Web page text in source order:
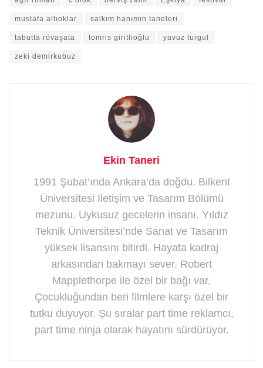
mustafa altıoklar salkım hanımın taneleri
tabutta rövaşata tomris giritlioğlu yavuz turgul
zeki demirkubuz
Ekin Taneri
1991 Şubat’ında Ankara’da doğdu. Bilkent
Üniversitesi İletişim ve Tasarım Bölümü
mezunu. Uykusuz gecelerin insanı. Yıldız
Teknik Üniversitesi’nde Sanat ve Tasarım
yüksek lisansını bitirdi. Hayata kadraj
arkasından bakmayı sever. Robert
Mapplethorpe ile özel bir bağı var.
Çocukluğundan beri filmlere karşı özel bir
tutku duyuyor. Şu sıralar part time reklamcı,
part time ninja olarak hayatını sürdürüyor.